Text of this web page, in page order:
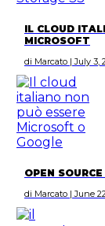
IL CLOUD
MICROSOFT
di Marcato | July 3,
OPEN
di Marcato | June